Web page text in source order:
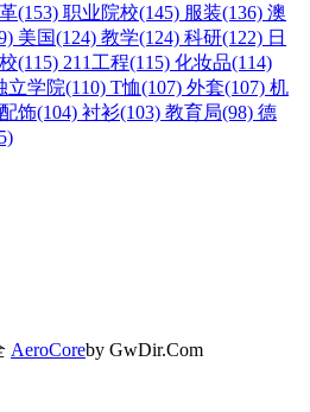
(153) 职业院校(145) 服装(136) 澳
美国(124) 教学(124) 科研(122) 日
(115) 211工程(115) 化妆品(114)
立学院(110) T恤(107) 外套(107) 机
配饰(104) 衬衫(103) 教育局(98) 德
AeroCoreby GwDir.Com